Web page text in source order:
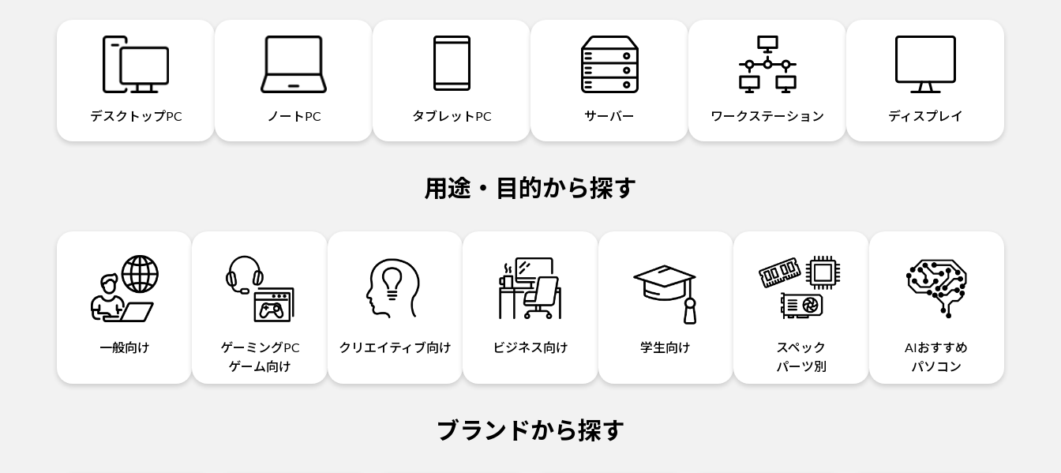
デスクトップPC ノートPC タブレットPC サーバー ワークステーション ディスプレイ
用途・目的から探す
一般向け
ゲーミングPC
ゲーム向け
クリエイティブ向け ビジネス向け 学生向け
スペック
パーツ別
AIおすすめ
パソコン
ブランドから探す